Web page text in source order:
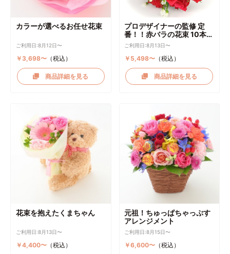
カラーが選べるお任せ花束
ご利用日:8月12日〜
￥3,698〜（税込）
商品詳細を見る
プロデザイナーの監修 定
番！！赤バラの花束 10本～
選択可能
ご利用日:8月13日〜
￥5,498〜 （税込）
商品詳細を見る
花束を抱えたくまちゃん
ご利用日:8月13日〜
￥4,400〜（税込）
元祖！ちゅっぱちゃっぷす
アレンジメント
ご利用日:8月15日〜
￥6,600〜 （税込）